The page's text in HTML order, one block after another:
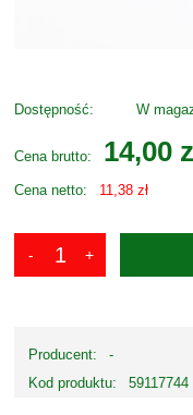
Dostępność: W
Cena brutto: 14,00
Cena netto: 11,38 zł
Producent:
-
Kod produktu:
59117744